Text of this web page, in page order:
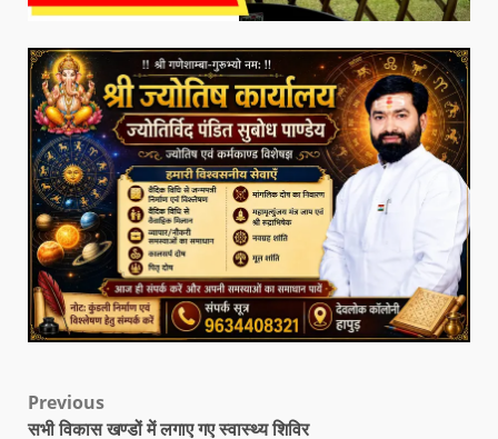
Previous
सभी विकास खण्डों में लगाए गए स्वास्थ्य शिविर